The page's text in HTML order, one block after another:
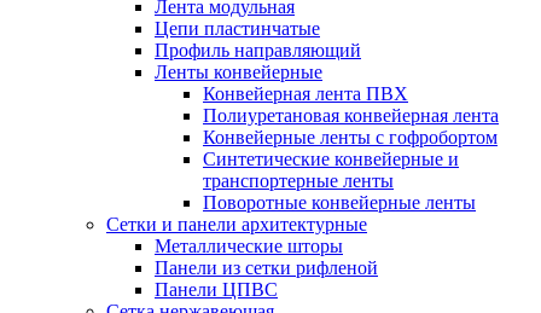
Лента модульная
Цепи пластинчатые
Профиль направляющий
Ленты конвейерные
Конвейерная лента ПВХ
Полиуретановая конвейерная лента
Конвейерные ленты с гофробортом
Синтетические конвейерные и
транспортерные ленты
Поворотные конвейерные ленты
Cетки и панели архитектурные
Металлические шторы
Панели из сетки рифленой
Панели ЦПВС